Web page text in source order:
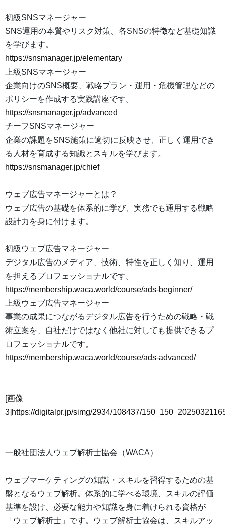
初級SNSマネージャー
SNS運用の本質やリスク対策、各SNSの特徴など基礎知識
を学びます。
https://snsmanager.jp/elementary
上級SNSマネージャー
企業向けのSNS概要、戦略プラン・運用・危機管理などの
ポリシーを作成する実践講座です。
https://snsmanager.jp/advanced
チーフSNSマネージャー
企業の課題をSNS施策に適切に反映させ、正しく運用でき
る人材を育成する知識とスキルを学びます。
https://snsmanager.jp/chief
ウェブ広告マネージャーとは？
ウェブ広告の基礎を体系的に学び、実務でも通用する戦略
設計力を身に付けます。
初級ウェブ広告マネージャー
デジタル広告のメディア、技術、特性を正しく知り、運用
を担えるプロフェッショナルです。
https://membership.waca.world/course/ads-beginner/
上級ウェブ広告マネージャー
事業の成果につながるデジタル広告を行うための戦略・戦
術立案を、自社だけではなく他社に対しても提供できるプ
ロフェッショナルです。
https://membership.waca.world/course/ads-advanced/
[画像
3]https://digitalpr.jp/simg/2934/108437/
一般社団法人ウェブ解析士協会（WACA）
ウェブマーケティングの知識・スキルを習得するための基
盤となるウェブ解析。体系的に学べる環境、スキルの評価
基準を設け、必要な能力や知識を身に着けられる資格が
「ウェブ解析士」です。ウェブ解析士協会は、スキルアッ